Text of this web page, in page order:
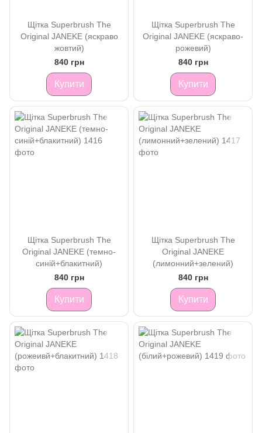
Щітка Superbrush The
Original JANEKE (яскраво
жовтий)
840 грн
Купити
Щітка Superbrush The
Original JANEKE (яскраво-
рожевий)
840 грн
Купити
Щітка Superbrush The
Original JANEKE (темно-
синій+блакитний)
840 грн
Купити
Щітка Superbrush The
Original JANEKE
(лимонний+зелений)
840 грн
Купити